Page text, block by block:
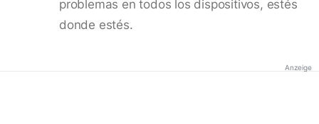
problemas en todos los dispositivos, estés
donde estés.
Anzeige